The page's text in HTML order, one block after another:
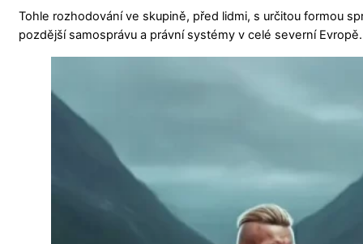
Tohle rozhodování ve skupině, před lidmi, s určitou formou
pozdější samosprávu a právní systémy v celé severní Evropě.